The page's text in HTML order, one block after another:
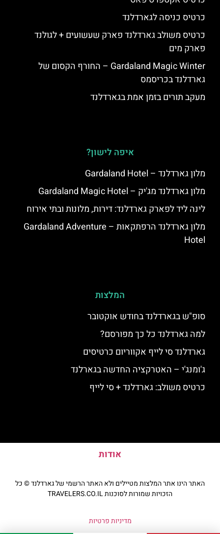
כרטיס כניסה לגארדלנד
כרטיס משולב גארדלנד פארק שעשועים + לגולנד
פארק מים
Gardaland Magic Winter – החורף הקסום של
גארדלנד בכריסמס
מעקב תורים בזמן אמת בגארדלנד
איפה לישון?
מלון גארדלנד – Gardaland Hotel
מלון גארדלנד מג'יק – Gardaland Magic Hotel
לינה ליד לפארק גארדלנד: דירות, מלונות ובתי אירוח
מלון גארדלנד הרפתקאות – Gardaland Adventure
Hotel
המלצות
סופ"ש בגארדלנד בחודש אוקטובר
למה גארדלנד כל כך מפורסם?
גארדלנד סי לייף אקווריום כרטיסים
ג'ומנג'י – האטרקציה החדשה בגארלנד
כרטיס משולב: גארדלנד + סי לייף
אודות
האתר הינו אתר המלצות מטיילים ולא האתר הרשמי של גארדלנד © כל
הזכויות שמורות לסוכנות TRAVELERS.CO.IL
מדיניות פרטיות